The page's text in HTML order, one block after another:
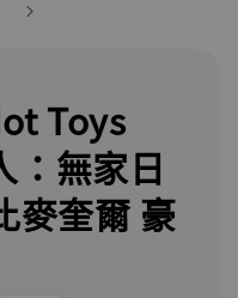
Toys
：無家日
麥奎爾 豪